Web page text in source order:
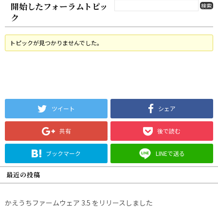
開始したフォーラムトピッ
ク
トピックが見つかりませんでした。
ツイート シェア
共有 後で読む
ブックマーク LINEで送る
最近の投稿
かえうちファームウェア 3.5 をリリースしました